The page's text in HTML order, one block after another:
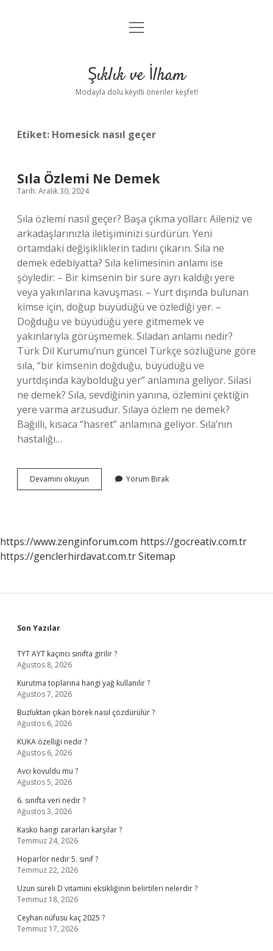
Anasayfa
Yasal Uyarı
menüyü
Şıklık ve İlham
Modayla dolu keyifli öneriler keşfet!
Etiket: Homesick nasıl geçer
Sıla Özlemi Ne Demek
Tarih: Aralık 30, 2024
Sıla özlemi nasıl geçer? Başa çıkma yolları: Aileniz ve
arkadaşlarınızla iletişiminizi sürdürün. Yeni
ortamdaki değişikliklerin tadını çıkarın. Sıla ne
demek edebiyatta? Sıla kelimesinin anlamı ise
şöyledir: – Bir kimsenin bir süre ayrı kaldığı yere
veya yakınlarına kavuşması. – Yurt dışında bulunan
kimse için, doğup büyüdüğü ve özlediği yer. –
Doğduğu ve büyüdüğü yere gitmemek ve
yakınlarıyla görüşmemek. Sıladan anlamı nedir?
Türk Dil Kurumu’nun güncel Türkçe sözlüğüne göre
sıla, “bir kimsenin doğduğu, büyüdüğü ve
yurtdışında kaybolduğu yer” anlamına geliyor. Silasi
ne demek? Sıla, sevdiğinin yanına, özlemini çektiğin
yere varma arzusudur. Sılaya özlem ne demek?
Bağıllı, kısaca “hasret” anlamına geliyor. Sıla’nın
hastalığı…
Devamını okuyun
Özlemi
Yorum Bırak
https://www.zenginforum.com https://gocreativ.com.tr
https://genclerhirdavat.com.trSitemap
Sidebar
Son Yazılar
TYT AYT kaçıncı sınıfta girilir ?
Ağustos 8, 2026
Kurutma toplarına hangi yağ kullanılır ?
Ağustos 7, 2026
Buzluktan çıkan börek nasıl çözdürülür ?
Ağustos 6, 2026
KUKA özelliği nedir ?
Ağustos 6, 2026
Avcı kovuldu mu ?
Ağustos 5, 2026
6. sınıfta veri nedir ?
Ağustos 3, 2026
Kasko hangi zararları karşılar ?
Temmuz 24, 2026
Hoparlör nedir 5. sınıf ?
Temmuz 22, 2026
Uzun süreli D vitamini eksikliğinin belirtileri nelerdir ?
Temmuz 18, 2026
Ceyhan nüfusu kaç 2025 ?
Temmuz 17, 2026